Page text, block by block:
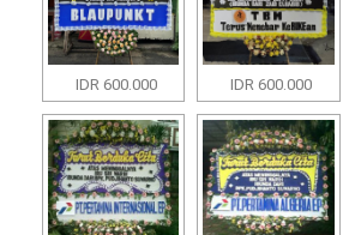
IDR 600.000 IDR 600.000